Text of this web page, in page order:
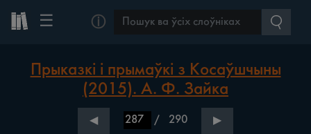
☰ ⓘ
Прыказкі і прымаўкі з Косаўшчыны
(2015). А. Ф. Зайка
◀ / 290 ▶